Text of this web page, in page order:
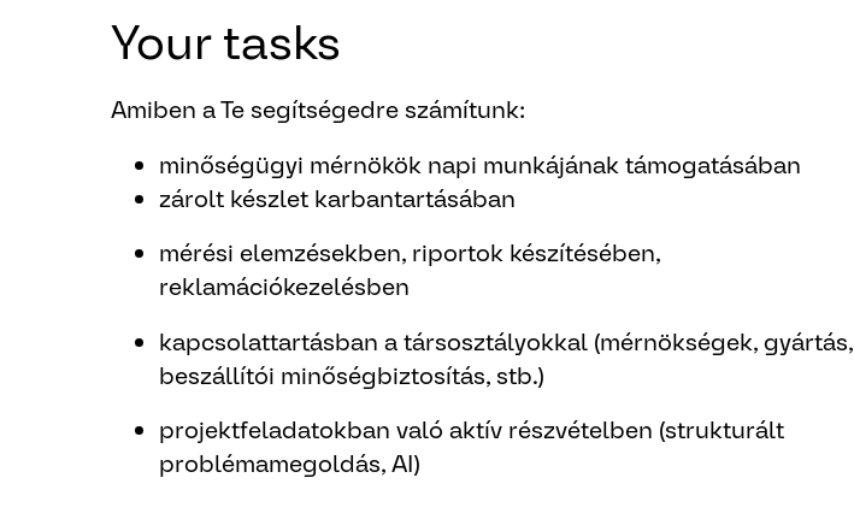
Your tasks
Amiben a Te segítségedre számítunk:
minőségügyi mérnökök napi munkájának támogatásában
zárolt készlet karbantartásában
mérési elemzésekben, riportok készítésében,
reklamációkezelésben
kapcsolattartásban a társosztályokkal (mérnökségek, gyártás,
beszállítói minőségbiztosítás, stb.)
projektfeladatokban való aktív részvételben (strukturált
problémamegoldás, AI)